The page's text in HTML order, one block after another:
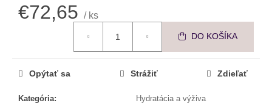
€72,65 / ks
DO KOŠÍKA
Kategória:
Hydratácia a výživa
Opýtať sa Strážiť Zdieľať
o
č
e